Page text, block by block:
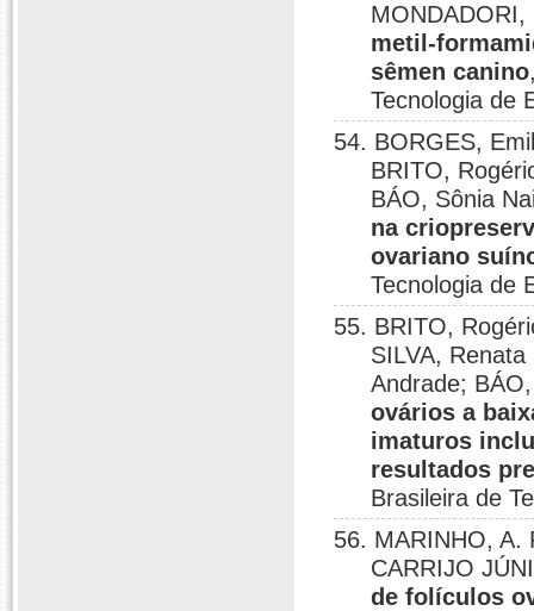
metil-
sêmen canino
Tecnologia de
54. BORGES,
BRITO,
BÁO, Sônia
na
ovariano
Tecnologia de
55. BRITO,
SILVA,
Andrade;
ovários a
imaturos
resultados
Brasileira de
56. MARINHO, A.
CARRIJO
de folículos